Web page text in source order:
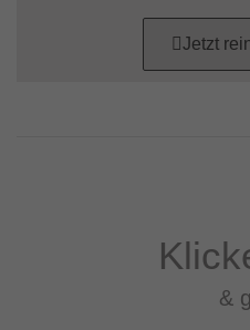
Jetzt
&